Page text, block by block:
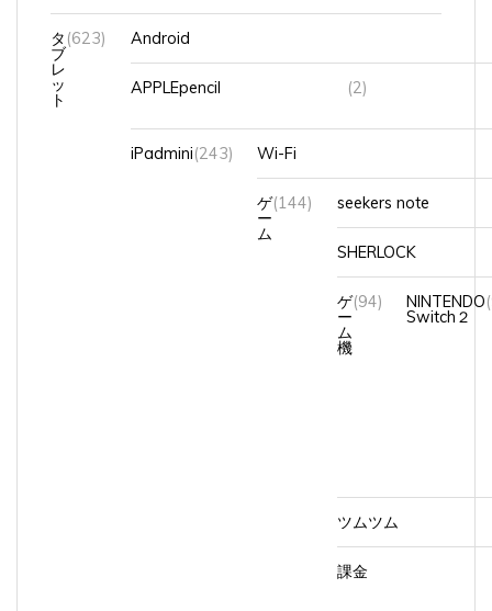
タ
ブ
レ
ッ
ト
(623) Android
APPLEpencil (2)
iPadmini (243) Wi-Fi
ゲ
ー
ム
(144) seekers note
SHERLOCK
ゲ
ー
ム
機
(94) NINTENDO
Switch２
ツムツム
課金